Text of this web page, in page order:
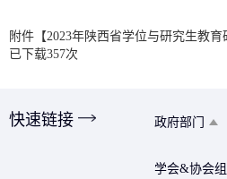
附件【2023年陕西省学位与研究生教
已下载357次
快速链接 政府部门
学会&协会